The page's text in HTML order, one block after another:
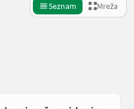
Seznam Mreža